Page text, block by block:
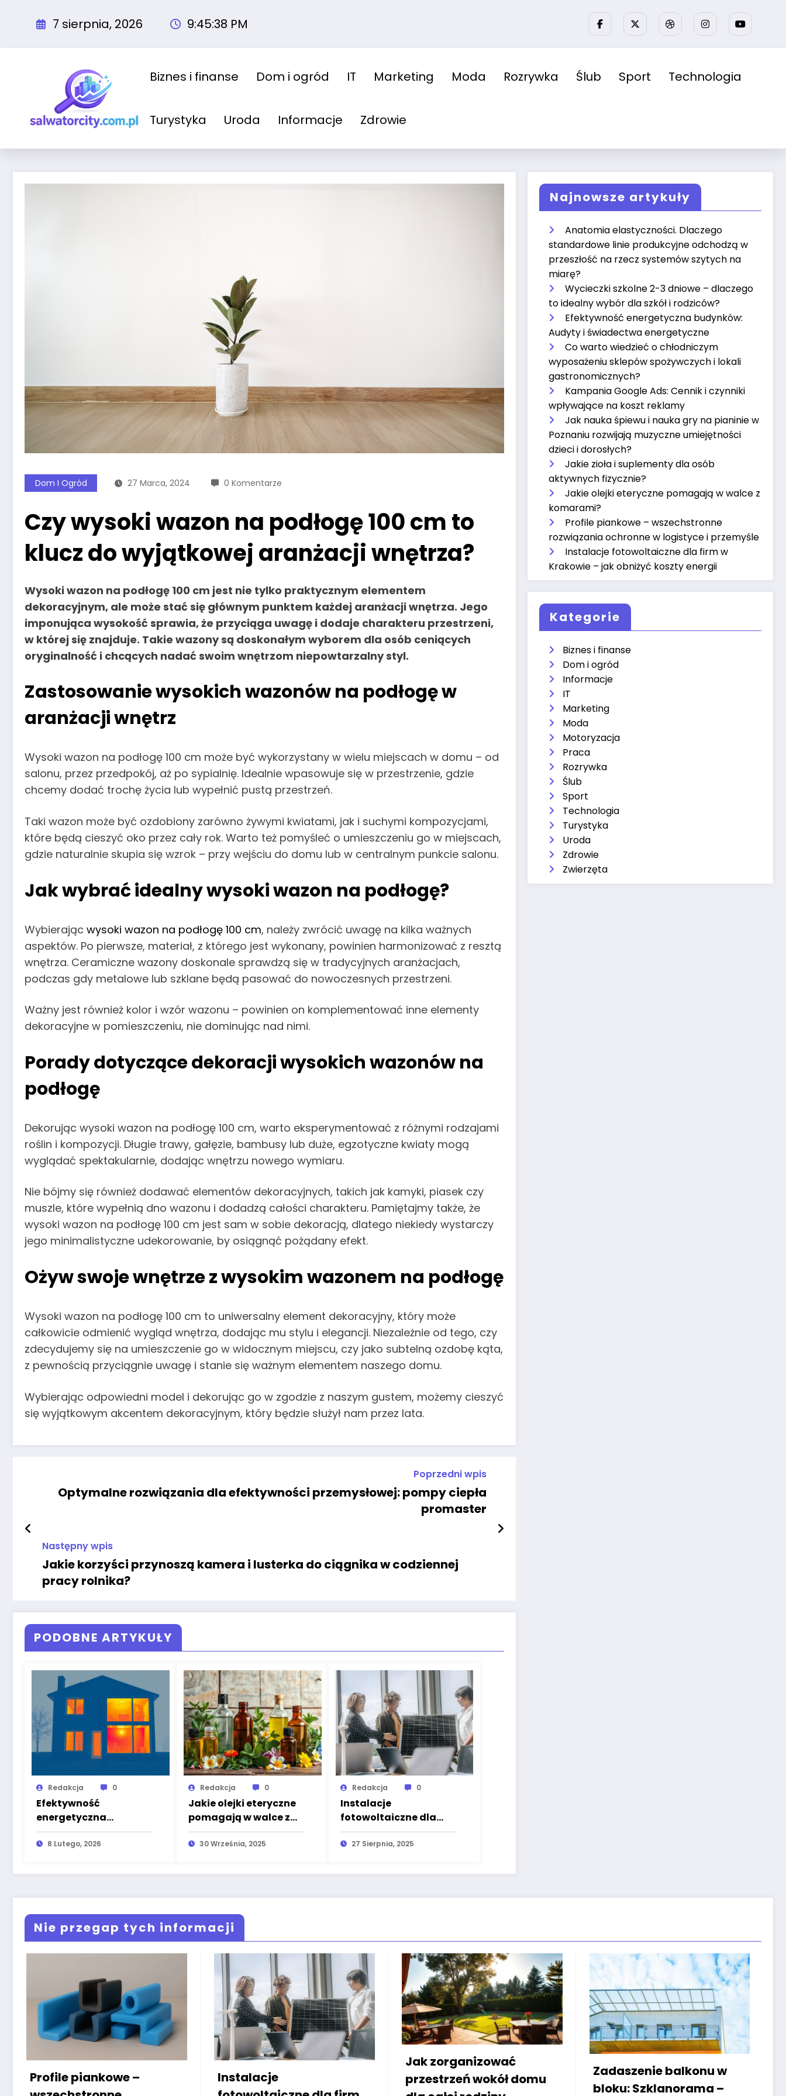
7 sierpnia, 2026 9:45:39 PM
Biznes i finanse Dom i ogród IT Marketing Moda Rozrywka Ślub Sport Technologia
Turystyka Uroda Informacje Zdrowie
Dom I Ogród 27 Marca, 2024 0 Komentarze
Czy wysoki wazon na podłogę 100 cm to
klucz do wyjątkowej aranżacji wnętrza?
Wysoki wazon na podłogę 100 cm jest nie tylko praktycznym elementem
dekoracyjnym, ale może stać się głównym punktem każdej aranżacji wnętrza. Jego
imponująca wysokość sprawia, że przyciąga uwagę i dodaje charakteru przestrzeni,
w której się znajduje. Takie wazony są doskonałym wyborem dla osób ceniących
oryginalność i chcących nadać swoim wnętrzom niepowtarzalny styl.
Zastosowanie wysokich wazonów na podłogę w
aranżacji wnętrz
Wysoki wazon na podłogę 100 cm może być wykorzystany w wielu miejscach w domu – od
salonu, przez przedpokój, aż po sypialnię. Idealnie wpasowuje się w przestrzenie, gdzie
chcemy dodać trochę życia lub wypełnić pustą przestrzeń.
Taki wazon może być ozdobiony zarówno żywymi kwiatami, jak i suchymi kompozycjami,
które będą cieszyć oko przez cały rok. Warto też pomyśleć o umieszczeniu go w miejscach,
gdzie naturalnie skupia się wzrok – przy wejściu do domu lub w centralnym punkcie salonu.
Jak wybrać idealny wysoki wazon na podłogę?
Wybierając wysoki wazon na podłogę 100 cm, należy zwrócić uwagę na kilka ważnych
aspektów. Po pierwsze, materiał, z którego jest wykonany, powinien harmonizować z resztą
wnętrza. Ceramiczne wazony doskonale sprawdzą się w tradycyjnych aranżacjach,
podczas gdy metalowe lub szklane będą pasować do nowoczesnych przestrzeni.
Ważny jest również kolor i wzór wazonu – powinien on komplementować inne elementy
dekoracyjne w pomieszczeniu, nie dominując nad nimi.
Porady dotyczące dekoracji wysokich wazonów na
podłogę
Dekorując wysoki wazon na podłogę 100 cm, warto eksperymentować z różnymi rodzajami
roślin i kompozycji. Długie trawy, gałęzie, bambusy lub duże, egzotyczne kwiaty mogą
wyglądać spektakularnie, dodając wnętrzu nowego wymiaru.
Nie bójmy się również dodawać elementów dekoracyjnych, takich jak kamyki, piasek czy
muszle, które wypełnią dno wazonu i dodadzą całości charakteru. Pamiętajmy także, że
wysoki wazon na podłogę 100 cm jest sam w sobie dekoracją, dlatego niekiedy wystarczy
jego minimalistyczne udekorowanie, by osiągnąć pożądany efekt.
Ożyw swoje wnętrze z wysokim wazonem na podłogę
Wysoki wazon na podłogę 100 cm to uniwersalny element dekoracyjny, który może
całkowicie odmienić wygląd wnętrza, dodając mu stylu i elegancji. Niezależnie od tego, czy
zdecydujemy się na umieszczenie go w widocznym miejscu, czy jako subtelną ozdobę kąta,
z pewnością przyciągnie uwagę i stanie się ważnym elementem naszego domu.
Wybierając odpowiedni model i dekorując go w zgodzie z naszym gustem, możemy cieszyć
się wyjątkowym akcentem dekoracyjnym, który będzie służył nam przez lata.
Poprzedni wpis
Optymalne rozwiązania dla efektywności przemysłowej: pompy ciepła
promaster
Następny wpis
Jakie korzyści przynoszą kamera i lusterka do ciągnika w codziennej
pracy rolnika?
PODOBNE ARTYKUŁY
Redakcja 0
Efektywność
energetyczna
budynków: Audyty i
świadectwa
8 Lutego, 2026
Redakcja 0
Jakie olejki eteryczne
pomagają w walce z
komarami?
30 Września, 2025
Redakcja 0
Instalacje
fotowoltaiczne dla
firm w Krakowie – jak
obniżyć koszty energii
27 Sierpnia, 2025
Najnowsze artykuły
Anatomia elastyczności. Dlaczego
standardowe linie produkcyjne odchodzą w
przeszłość na rzecz systemów szytych na
miarę?
Wycieczki szkolne 2-3 dniowe – dlaczego
to idealny wybór dla szkół i rodziców?
Efektywność energetyczna budynków:
Audyty i świadectwa energetyczne
Co warto wiedzieć o chłodniczym
wyposażeniu sklepów spożywczych i lokali
gastronomicznych?
Kampania Google Ads: Cennik i czynniki
wpływające na koszt reklamy
Jak nauka śpiewu i nauka gry na pianinie w
Poznaniu rozwijają muzyczne umiejętności
dzieci i dorosłych?
Jakie zioła i suplementy dla osób
aktywnych fizycznie?
Jakie olejki eteryczne pomagają w walce z
komarami?
Profile piankowe – wszechstronne
rozwiązania ochronne w logistyce i przemyśle
Instalacje fotowoltaiczne dla firm w
Krakowie – jak obniżyć koszty energii
Kategorie
Biznes i finanse
Dom i ogród
Informacje
IT
Marketing
Moda
Motoryzacja
Praca
Rozrywka
Ślub
Sport
Technologia
Turystyka
Uroda
Zdrowie
Zwierzęta
Nie przegap tych informacji
Instalacje
Jak zorganizować
przestrzeń wokół domu
Zadaszenie balkonu w
bloku: Szklanorama –
Związki mikoryzowe w
ogrodach miejskich –